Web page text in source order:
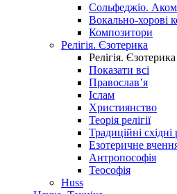
Сольфеджіо.
Вокально-хорові
Композитори
Релігія. Єзотерика
Релігія. Єзотерика
Показати всі
Православ’я
Іслам
Християнство
Теорія релігії
Традиційні східні
Езотеричне
Антропософія
Теософія
Huss